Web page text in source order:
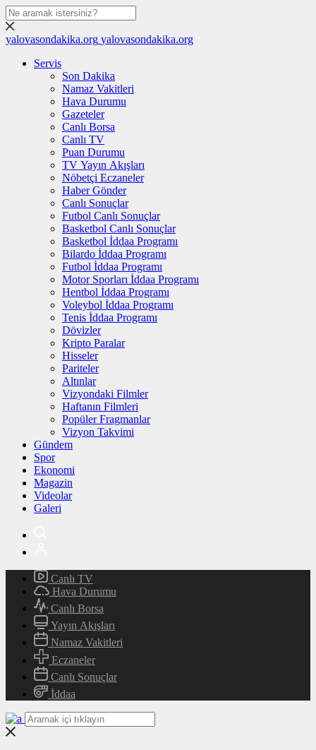
yalovasondakika.org yalovasondakika.org
Servis
Son Dakika
Namaz Vakitleri
Hava Durumu
Gazeteler
Canlı Borsa
Canlı TV
Puan Durumu
TV Yayın Akışları
Nöbetçi Eczaneler
Haber Gönder
Canlı Sonuçlar
Futbol Canlı Sonuçlar
Basketbol Canlı Sonuçlar
Basketbol İddaa Programı
Bilardo İddaa Programı
Futbol İddaa Programı
Motor Sporları İddaa Programı
Hentbol İddaa Programı
Voleybol İddaa Programı
Tenis İddaa Programı
Dövizler
Kripto Paralar
Hisseler
Pariteler
Altınlar
Vizyondaki Filmler
Haftanın Filmleri
Popüler Fragmanlar
Vizyon Takvimi
Gündem
Spor
Ekonomi
Magazin
Videolar
Galeri
Canlı TV
Hava Durumu
Canlı Borsa
Yayın Akışları
Namaz Vakitleri
Eczaneler
Canlı Sonuçlar
İddaa